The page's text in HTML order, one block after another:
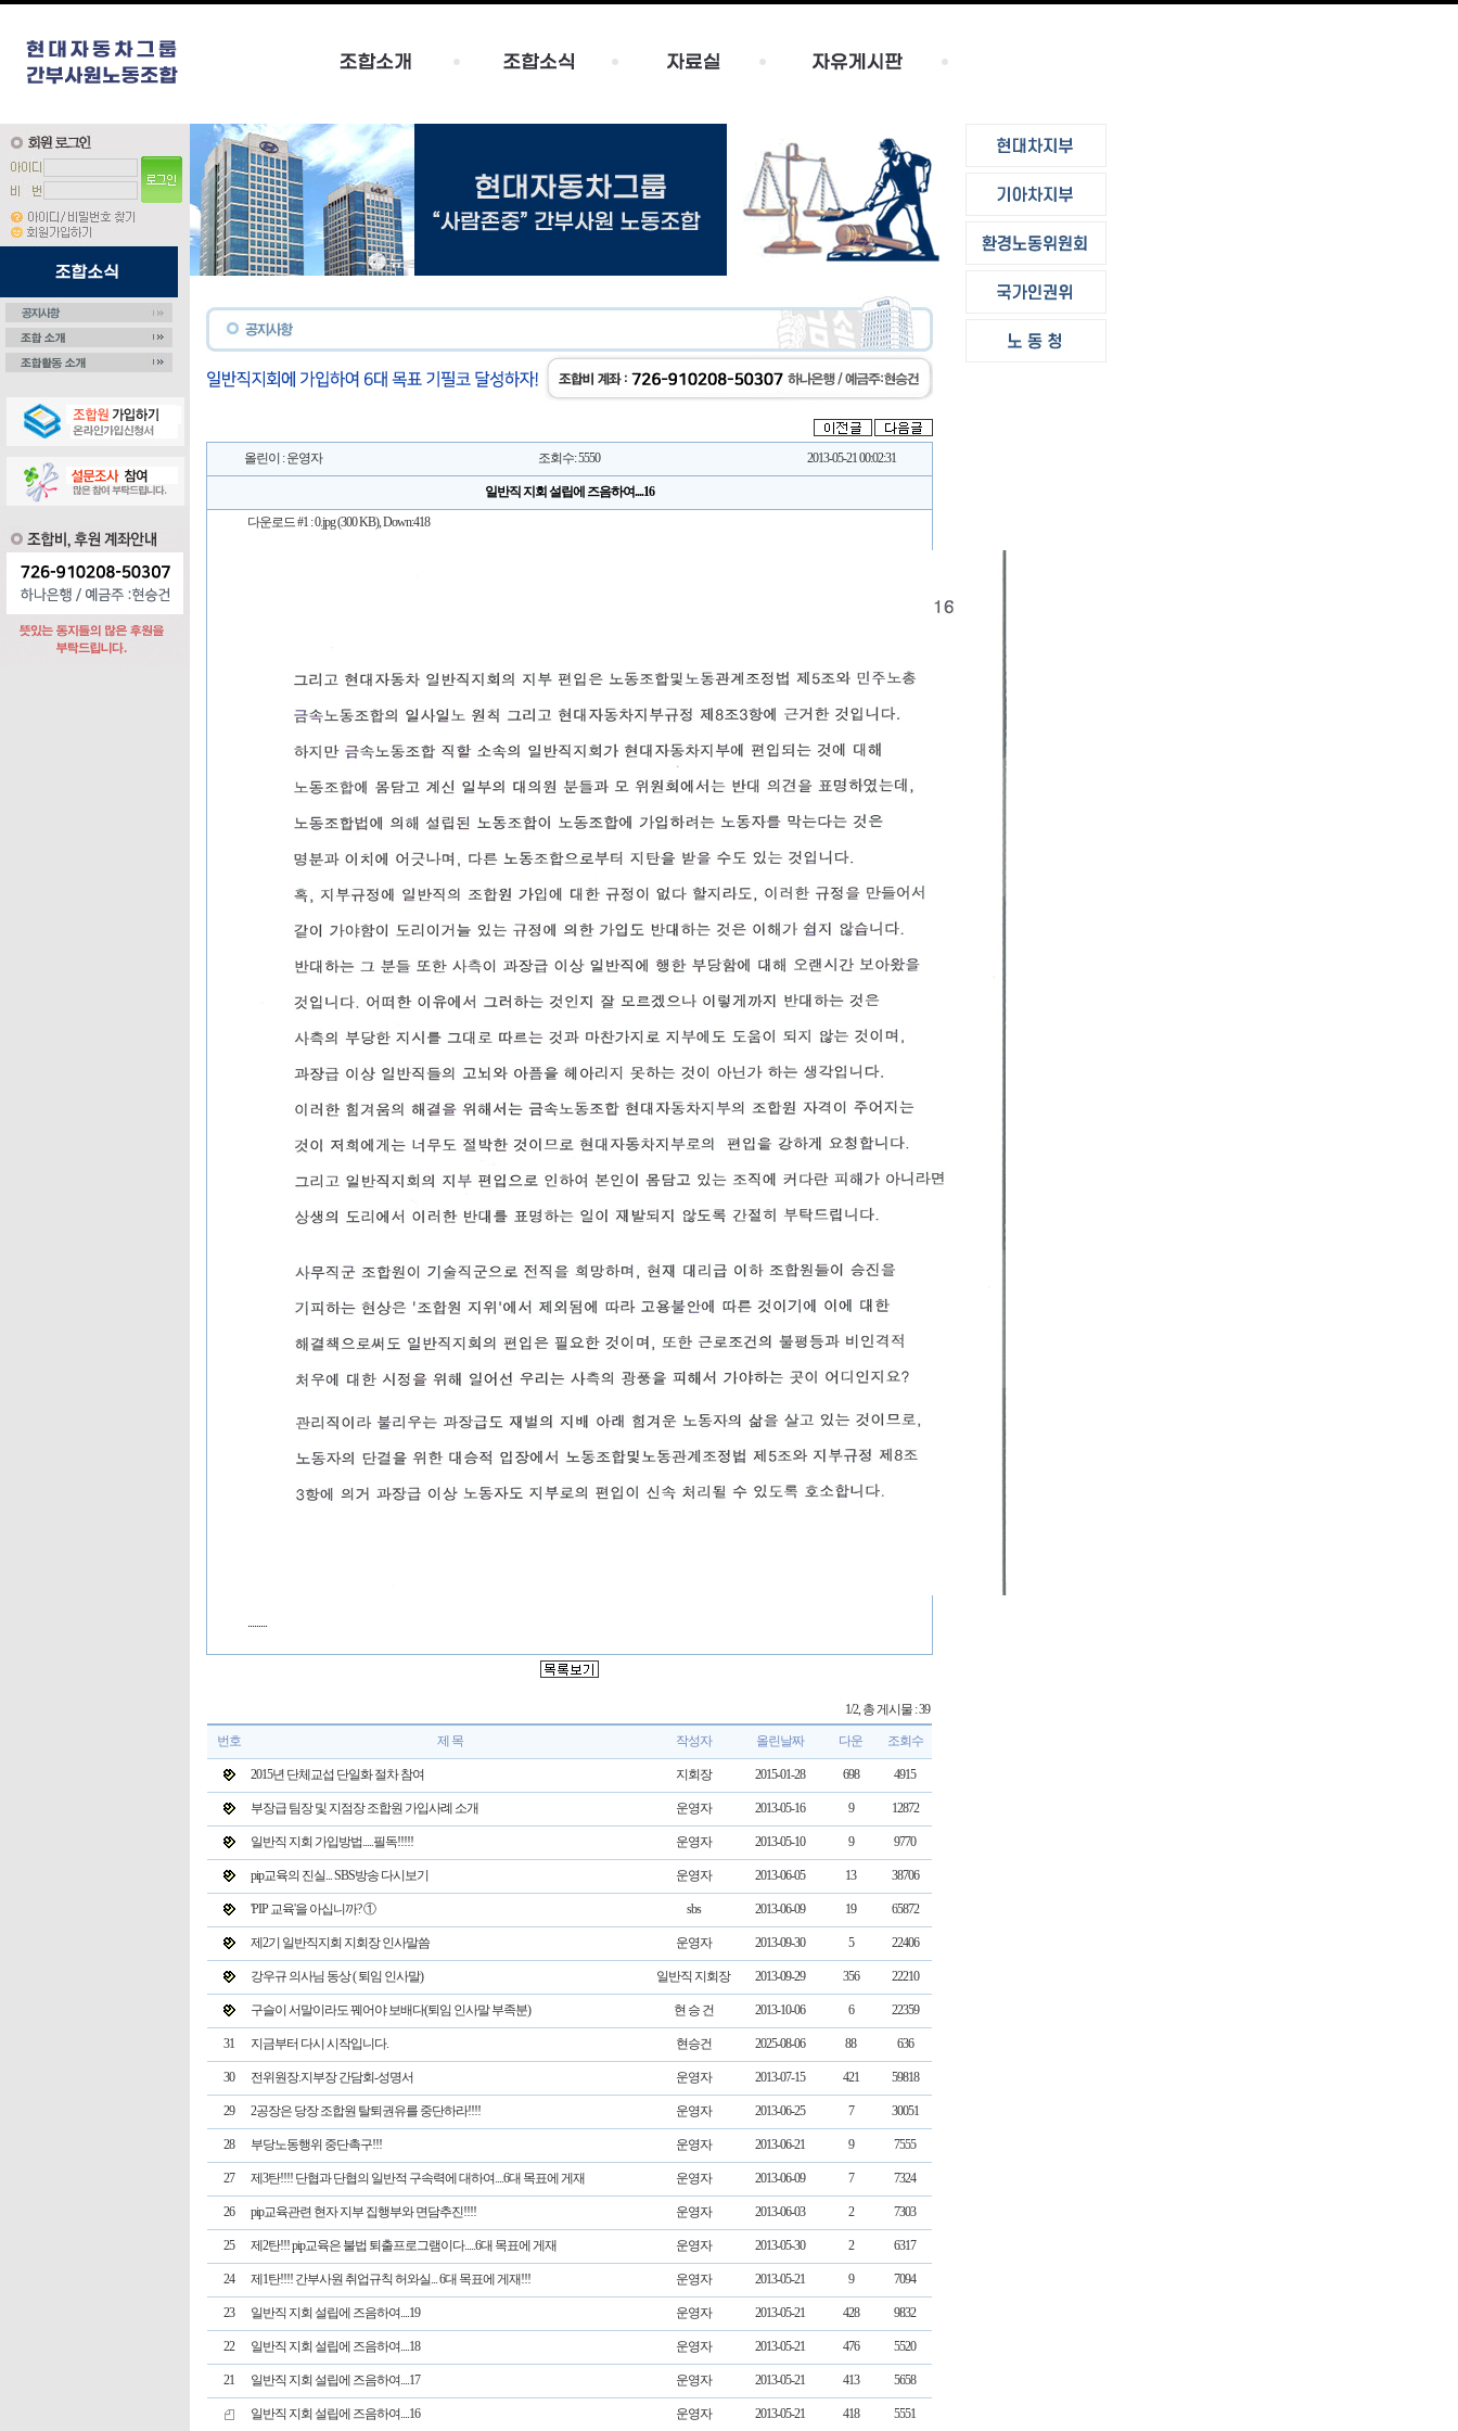
올린이 : 운영자 조회수: 5550 2013-05-21 00:02:31
일반직 지회 설립에 즈음하여....16
다운로드 #1 :0.jpg (300 KB), Down:418
.........
1/2, 총 게시물 : 39
번호 제 목 작성자 올린날짜 다운 조회수
2015년 단체교섭 단일화 절차 참여 지회장 2015-01-28 698 4915
부장급 팀장 및 지점장 조합원 가입사례 소개 운영자 2013-05-16 9 12872
일반직 지회 가입방법.....필독!!!!! 운영자 2013-05-10 9 9770
pip교육의 진실... SBS방송 다시보기 운영자 2013-06-05 13 38706
'PIP 교육'을 아십니까? ① sbs 2013-06-09 19 65872
제2기 일반직지회 지회장 인사말씀 운영자 2013-09-30 5 22406
강우규 의사님 동상 ( 퇴임 인사말) 일반직 지회장 2013-09-29 356 22210
구슬이 서말이라도 꿰어야 보배다(퇴임 인사말 부족분) 현 승 건 2013-10-06 6 22359
31 지금부터 다시 시작입니다. 현승건 2025-08-06 88 636
30 전위원장.지부장 간담회-성명서 운영자 2013-07-15 421 59818
29 2공장은 당장 조합원 탈퇴권유를 중단하라!!!! 운영자 2013-06-25 7 30051
28 부당노동행위 중단촉구!!! 운영자 2013-06-21 9 7555
27 제3탄!!!! 단협과 단협의 일반적 구속력에 대하여....6대 목표에 게재 운영자 2013-06-09 7 7324
26 pip교육관련 현자 지부 집행부와 면담추진!!!! 운영자 2013-06-03 2 7303
25 제2탄!!! pip교육은 불법 퇴출프로그램이다.....6대 목표에 게재 운영자 2013-05-30 2 6317
24 제1탄!!!! 간부사원 취업규칙 허와실... 6대 목표에 게재!!! 운영자 2013-05-21 9 7094
23 일반직 지회 설립에 즈음하여....19 운영자 2013-05-21 428 9832
22 일반직 지회 설립에 즈음하여....18 운영자 2013-05-21 476 5520
21 일반직 지회 설립에 즈음하여....17 운영자 2013-05-21 413 5658
일반직 지회 설립에 즈음하여....16 운영자 2013-05-21 418 5551